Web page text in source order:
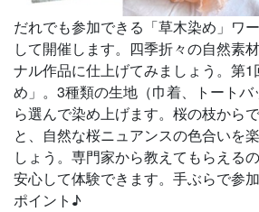
だれでも参加できる「草木染め」ワ
して開催します。四季折々の自然素
ナル作品に仕上げてみましょう。第1
め」。3種類の生地（巾着、トート
ら選んで染め上げます。桜の枝から
と、自然な桜ニュアンスの色合いを
しょう。専門家から教えてもらえる
安心して体験できます。手ぶらで参
ポイント♪